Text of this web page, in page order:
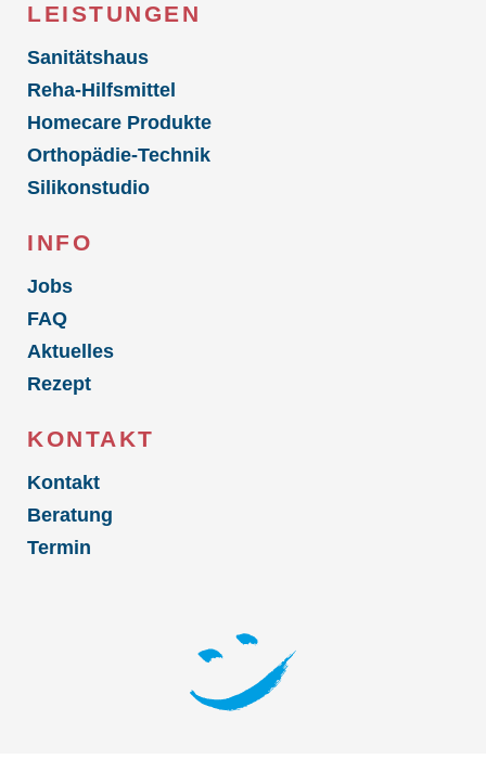
LEISTUNGEN
Sanitätshaus
Reha-Hilfsmittel
Homecare Produkte
Orthopädie-Technik
Silikonstudio
INFO
Jobs
FAQ
Aktuelles
Rezept
KONTAKT
Kontakt
Beratung
Termin